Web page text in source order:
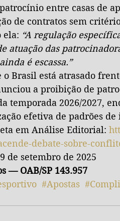
entre casas de
de contratos sem
ela: “A regulação
atuação das
é escassa.”
Brasil está atrasado
a proibição de
temporada 2026/2027,
efetiva de padrões
em Análise Editorial:
debate-sobre-
setembro de 2025
— OAB/SP 143.957
#Apostas